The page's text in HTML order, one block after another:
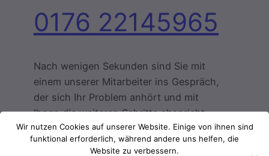
0176 22145965
Nach wenigen Sekunden sind Sie mit
einem unserer Mitarbeiter ins Gespräch,
der sich Ihr Problem anhört und mit
Ihnen die weiteren Schritte abspricht.
Lassen Sie sich selbst von unserem
Schlüsselnotdienst Uhlandshöhe überze
Wir nutzen Cookies auf unserer Website. Einige von ihnen sind
funktional erforderlich, während andere uns helfen, die
Website zu verbessern.